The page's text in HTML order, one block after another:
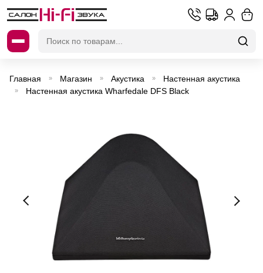
Главная » Магазин » Акустика » Настенная акустика
» Настенная акустика Wharfedale DFS Black